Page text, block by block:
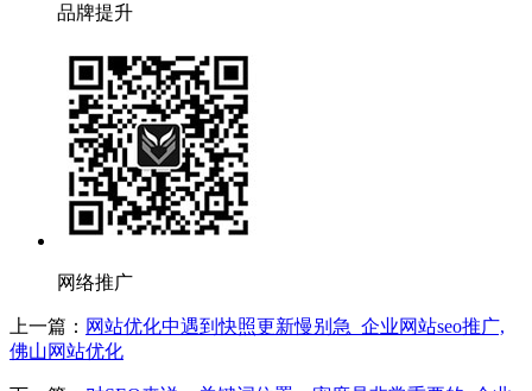
品牌提升
网络推广
上一篇： 网站优化中遇到快照更新慢别急_企业网站seo推广,
佛山网站优化